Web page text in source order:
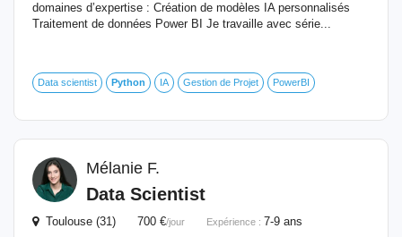
domaines d’expertise : Création de modèles IA personnalisés
Traitement de données Power BI Je travaille avec série...
Data scientist Python IA Gestion de Projet PowerBI
Mélanie F.
Data Scientist
Toulouse (31) 700 €/jour Expérience : 7-9 ans